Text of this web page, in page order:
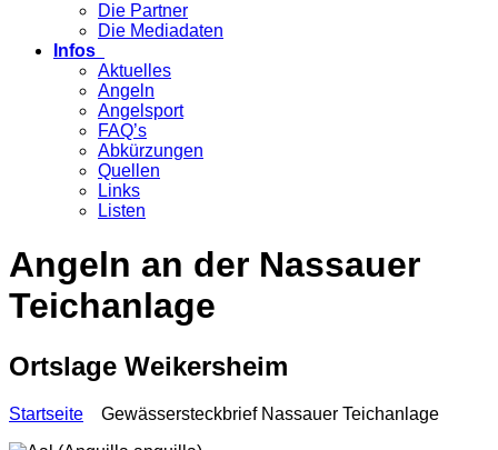
Die Partner
Die Mediadaten
Infos
Aktuelles
Angeln
Angelsport
FAQ’s
Abkürzungen
Quellen
Links
Listen
Angeln an der Nassauer
Teichanlage
Ortslage Weikersheim
Startseite Gewässersteckbrief Nassauer Teichanlage